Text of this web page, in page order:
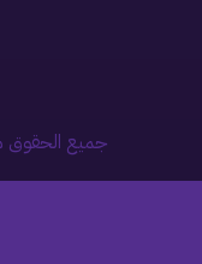
جميع الحقوق